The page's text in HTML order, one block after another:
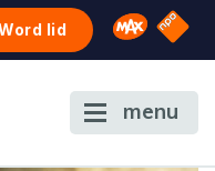
lid Omroep
NPO
menu